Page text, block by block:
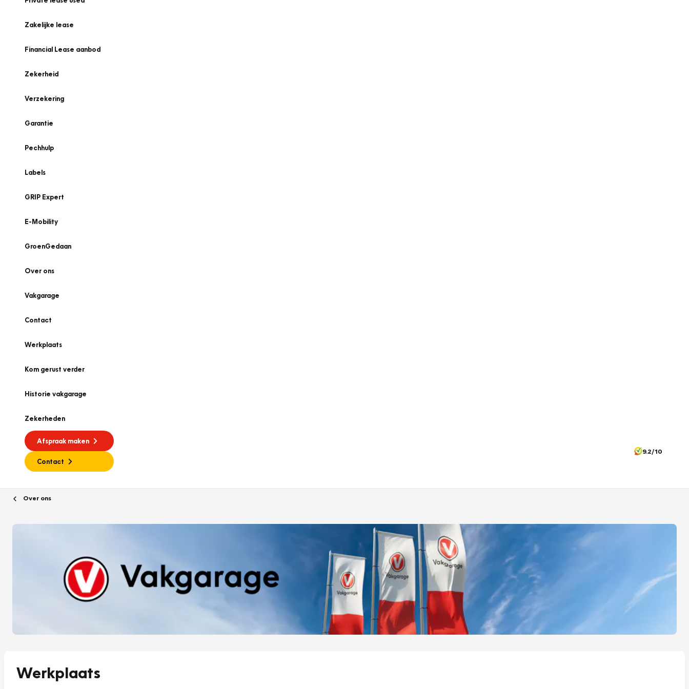
Zakelijke lease
Financial Lease aanbod
Zekerheid
Verzekering
Garantie
Pechhulp
Labels
GRIP Expert
E-Mobility
GroenGedaan
Over ons
Vakgarage
Contact
Werkplaats
Kom gerust verder
Historie vakgarage
Zekerheden
Afspraak maken
Contact
9.2/10
Over ons
Werkplaats